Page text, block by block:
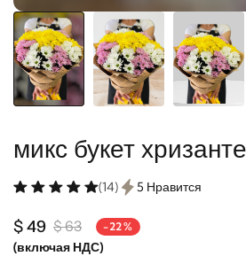
микс букет
(14) 5 Нравится
$ 49 $ 63 -22%
(включая НДС)